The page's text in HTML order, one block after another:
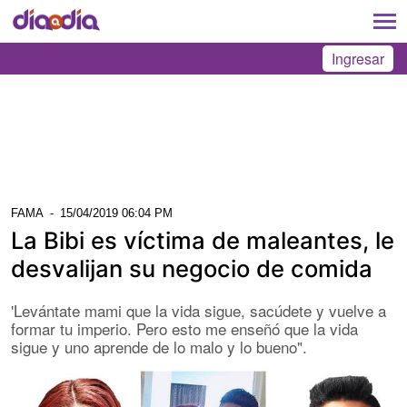
Ingresar
FAMA - 15/04/2019 06:04 PM
La Bibi es víctima de maleantes, le
desvalijan su negocio de comida
'Levántate mami que la vida sigue, sacúdete y vuelve a
formar tu imperio. Pero esto me enseñó que la vida
sigue y uno aprende de lo malo y lo bueno".